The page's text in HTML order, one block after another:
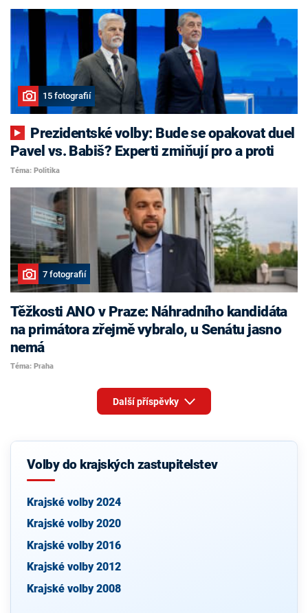
15 fotografií
Pavel vs. Babiš? Experti zmiňují pro a proti
Téma: Politika
7 fotografií
Těžkosti ANO v Praze: Náhradního kandidáta
na primátora zřejmě vybralo, u Senátu jasno
nemá
Téma: Praha
Další příspěvky
Volby do krajských zastupitelstev
Krajské volby 2024
Krajské volby 2020
Krajské volby 2016
Krajské volby 2012
Krajské volby 2008